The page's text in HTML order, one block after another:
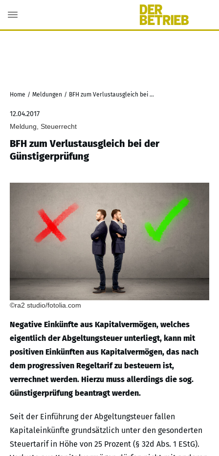
Home / Meldungen / BFH zum Verlustausgleich bei der Günstigerprüfung
12.04.2017
Meldung, Steuerrecht
BFH zum Verlustausgleich bei der
Günstigerprüfung
©ra2 studio/fotolia.com
Negative Einkünfte aus Kapitalvermögen, welches
eigentlich der Abgeltungsteuer unterliegt, kann mit
positiven Einkünften aus Kapitalvermögen, das nach
dem progressiven Regeltarif zu besteuern ist,
verrechnet werden. Hierzu muss allerdings die sog.
Günstigerprüfung beantragt werden.
Seit der Einführung der Abgeltungsteuer fallen
Kapitaleinkünfte grundsätzlich unter den gesonderten
Steuertarif in Höhe von 25 Prozent (§ 32d Abs. 1 EStG).